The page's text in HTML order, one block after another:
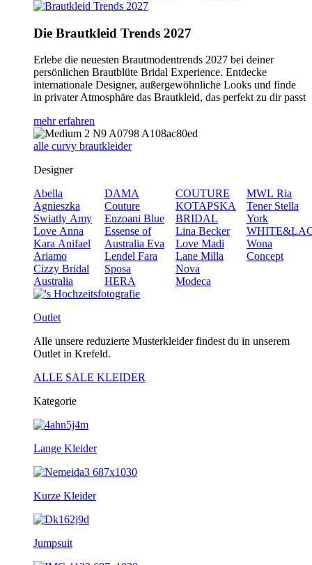
Die Brautkleid Trends 2027
Erlebe die neuesten Brautmodentrends 2027 bei deiner
persönlichen Brautblüte Bridal Experience. Entdecke
internationale Designer, außergewöhnliche Looks und finde
in privater Atmosphäre das Brautkleid, das perfekt zu dir passt
mehr erfahren
alle curvy brautkleider
Designer
Abella
Agnieszka
Swiatly Amy
Love Anna
Kara Anifael
Ariamo
Cizzy Bridal
Australia
DAMA
Couture
Enzoani Blue
Essense of
Australia Eva
Lendel Fara
Sposa
HERA
COUTURE
KOTAPSKA
BRIDAL
Lina Becker
Love Madi
Lane Milla
Nova
Modeca
MWL Ria
Tener Stella
York
Wona
Concept
Outlet
Alle unsere reduzierte Musterkleider findest du in unserem
Outlet in Krefeld.
ALLE SALE KLEIDER
Kategorie
Lange Kleider
Kurze Kleider
Jumpsuit